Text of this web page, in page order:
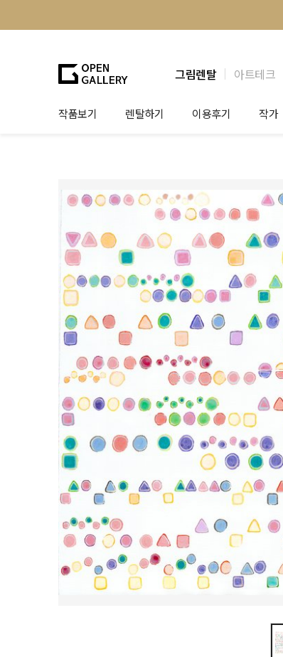
그림렌탈 아트테크
작품보기 렌탈하기
기프트카드
이용후기
셀럽 인터뷰
작가